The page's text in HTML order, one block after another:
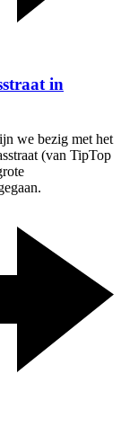
in
we bezig met het
(van TipTop